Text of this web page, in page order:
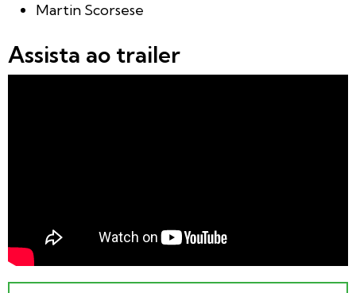
Martin Scorsese
Assista ao trailer